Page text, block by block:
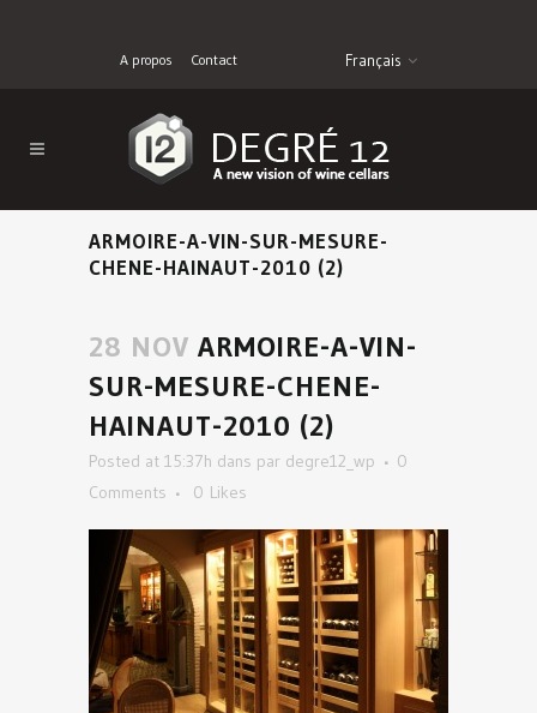
A propos Contact Français
ARMOIRE-A-VIN-SUR-MESURE-
CHENE-HAINAUT-2010 (2)
28 NOV ARMOIRE-A-VIN-
SUR-MESURE-CHENE-
HAINAUT-2010 (2)
Posted at 15:37h dans par degre12_wp
0
Comments
0 Likes